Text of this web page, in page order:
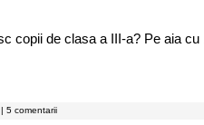
copii de clasa a III-a? Pe aia
5 comentarii